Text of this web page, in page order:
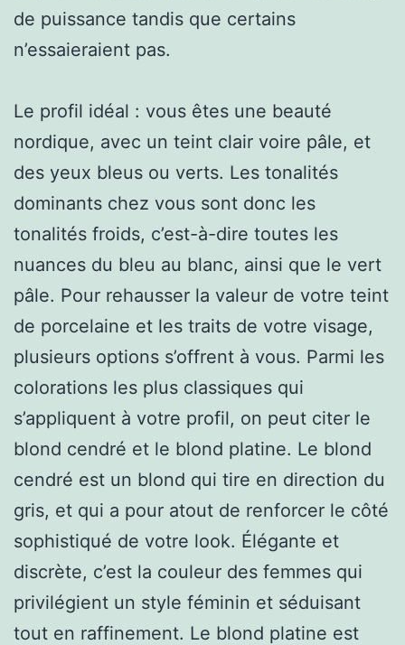
de puissance tandis que certains
n’essaieraient pas.
Le profil idéal : vous êtes une beauté
nordique, avec un teint clair voire pâle, et
des yeux bleus ou verts. Les tonalités
dominants chez vous sont donc les
tonalités froids, c’est-à-dire toutes les
nuances du bleu au blanc, ainsi que le vert
pâle. Pour rehausser la valeur de votre teint
de porcelaine et les traits de votre visage,
plusieurs options s’offrent à vous. Parmi les
colorations les plus classiques qui
s’appliquent à votre profil, on peut citer le
blond cendré et le blond platine. Le blond
cendré est un blond qui tire en direction du
gris, et qui a pour atout de renforcer le côté
sophistiqué de votre look. Élégante et
discrète, c’est la couleur des femmes qui
privilégient un style féminin et séduisant
tout en raffinement. Le blond platine est